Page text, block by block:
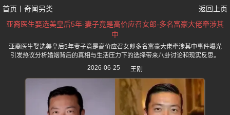
首页 奇闻另类
返回上页
亚裔医生娶选美皇后5年-妻子竟是高价应召女郎-多名富豪大佬牵涉其
中
亚裔医生娶选美皇后5年妻子竟是高价应召女郎多名富豪大佬牵涉其中事件曝光
引发热议分析婚姻背后的真相与生活压力下的选择带来八卦讨论和现实反思。
2026-06-25
王刚